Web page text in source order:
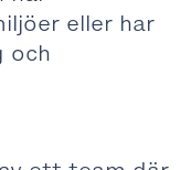
eller har
och